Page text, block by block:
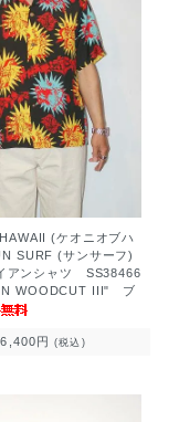
(ケオニオブハ
SURF (サンサーフ)
ンシャツ SS38466
WOODCUT III" ブ
円 (税込)